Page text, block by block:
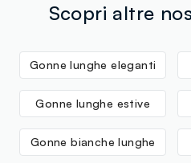
Scopri altre
Gonne lunghe eleganti
Gonne lunghe estive
Gonne bianche lunghe